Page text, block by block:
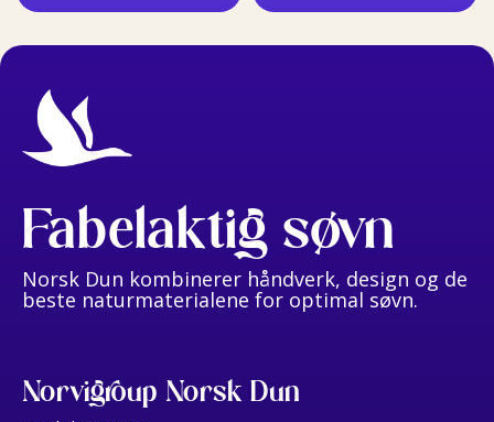
Fabelaktig søvn
Norsk Dun kombinerer håndverk, design og de
beste naturmaterialene for optimal søvn.
Norvigroup Norsk Dun